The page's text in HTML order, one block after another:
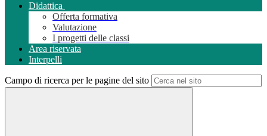
Didattica
Offerta formativa
Valutazione
I progetti delle classi
Area riservata
Interpelli
Campo di ricerca per le pagine del sito